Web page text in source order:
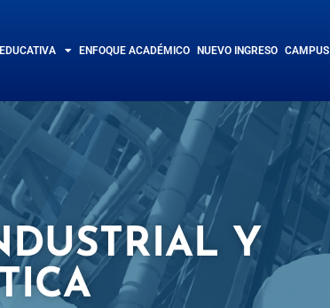
ENFOQUE ACADÉMICO NUEVO INGRESO CAMPUS
Y